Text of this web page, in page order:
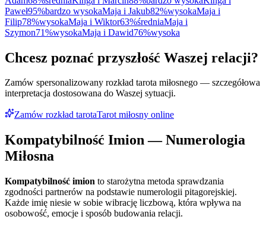
Paweł95%bardzo wysokaMaja i Jakub82%wysokaMaja i
Filip78%wysokaMaja i Wiktor63%średniaMaja i
Szymon71%wysokaMaja i Dawid76%wysoka
Chcesz poznać przyszłość Waszej relacji?
Zamów spersonalizowany rozkład tarota miłosnego — szczegółowa
interpretacja dostosowana do Waszej sytuacji.
Zamów rozkład tarotaTarot miłosny online
Kompatybilność Imion — Numerologia
Miłosna
Kompatybilność imion to starożytna metoda sprawdzania
zgodności partnerów na podstawie numerologii pitagorejskiej.
Każde imię niesie w sobie wibrację liczbową, która wpływa na
osobowość, emocje i sposób budowania relacji.